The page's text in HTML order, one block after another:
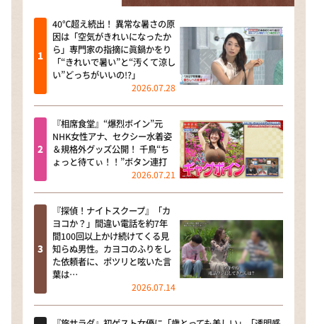
40℃超え続出！ 異常な暑さの原
因は「空気がきれいになったか
ら」専門家の指摘に眞鍋かをり
「“きれいで暑い”と“汚くて涼し
い”どっちがいいの!?」
2026.07.28
『相席食堂』“爆烈ボイン”元
NHK女性アナ、セクシー水着姿
＆規格外グッズ公開！ 千鳥“ち
ょっと待てぃ！！”ボタン連打
2026.07.21
『探偵！ナイトスクープ』「カ
ヨコか？」間違い電話を約7年
間100回以上かけ続けてくる見
知らぬ男性。カヨコのふりをし
た依頼者に、ポツリと呟いた言
葉は…
2026.07.14